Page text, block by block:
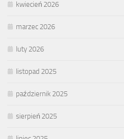
kwiecień 2026
marzec 2026
luty 2026
listopad 2025
październik 2025
sierpień 2025